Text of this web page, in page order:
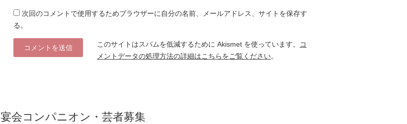
次回のコメントで使用するためブラウザーに自分の名前、メールアドレス、サイトを保存す
る。
このサイトはスパムを低減するために Akismet を使っています。
コ
メントデータの処理方法の詳細はこちらをご覧ください。
宴会コンパニオン・芸者募集